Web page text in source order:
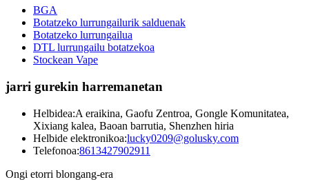
BGA
Botatzeko lurrungailurik salduenak
Botatzeko lurrungailua
DTL lurrungailu botatzekoa
Stockean Vape
jarri gurekin harremanetan
Helbidea:A eraikina, Gaofu Zentroa, Gongle Komunitatea,
Xixiang kalea, Baoan barrutia, Shenzhen hiria
Helbide elektronikoa:lucky0209@golusky.com
Telefonoa:8613427902911
Ongi etorri blongang-era